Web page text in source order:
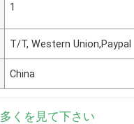
1
T/T, Western Union,Paypal
China
多くを見て下さい